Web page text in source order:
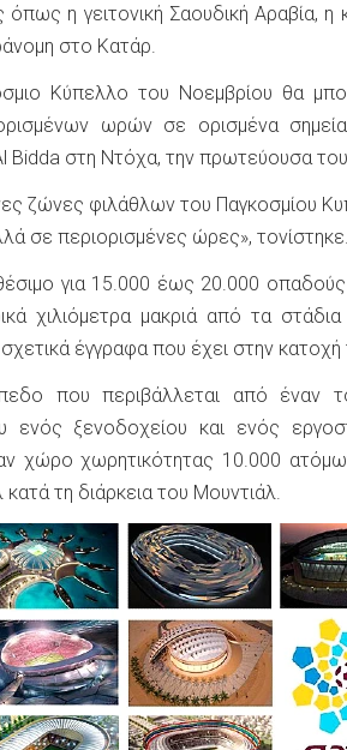
η γειτονική Σαουδική Αραβία,
στο Κατάρ.
Κύπελλο του Νοεμβρίου θα
ωρών σε ορισμένα
Bidda στη Ντόχα, την πρωτεύουσα
ζώνες φιλάθλων του Παγκοσμίου
σε περιορισμένες ώρες», τονίστηκε.
για 15.000 έως 20.000
χιλιόμετρα μακριά από τα
έγγραφα που έχει στην κατοχή
που περιβάλλεται από έναν
ενός ξενοδοχείου και ενός
χώρο χωρητικότητας 10.000
τη διάρκεια του Μουντιάλ.